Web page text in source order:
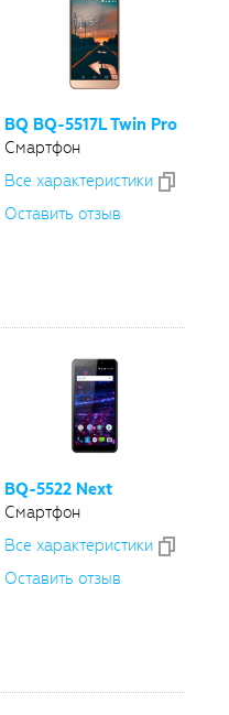
BQ BQ-5517LTwin Pro
Смартфон
Все xарактеристики
Оставить отзыв
BQ-5522 Next
Смартфон
Все xарактеристики
Оставить отзыв